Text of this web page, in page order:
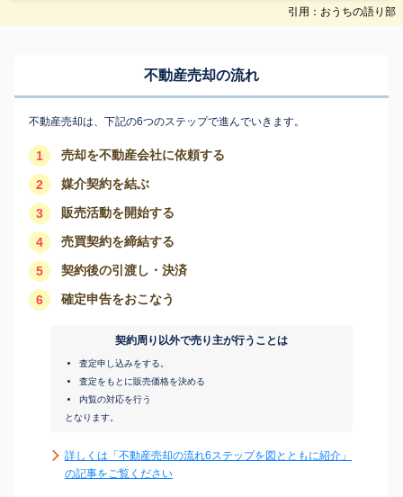
引用：おうちの語り部
不動産売却の流れ
不動産売却は、下記の6つのステップで進んでいきます。
1 売却を不動産会社に依頼する
2 媒介契約を結ぶ
3 販売活動を開始する
4 売買契約を締結する
5 契約後の引渡し・決済
6 確定申告をおこなう
契約周り以外で売り主が行うことは
査定申し込みをする。
査定をもとに販売価格を決める
内覧の対応を行う
となります。
詳しくは「不動産売却の流れ6ステップを図とともに紹介」
の記事をご覧ください